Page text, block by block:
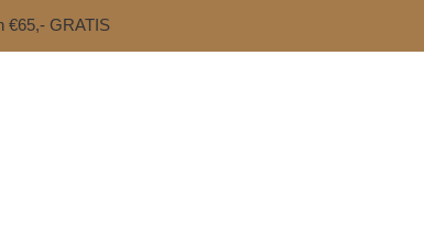
€65,- GRATIS